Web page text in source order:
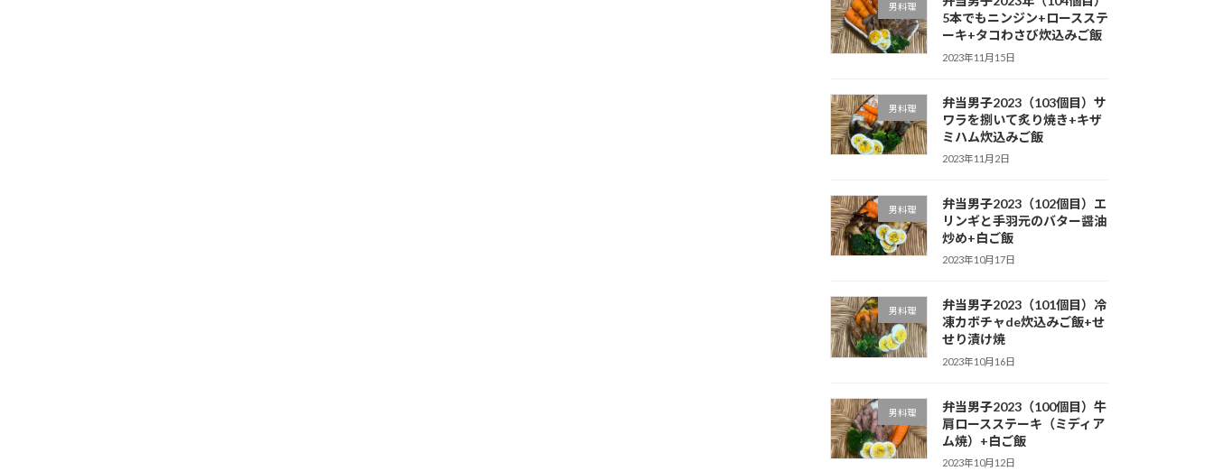
男料理
5本でもニンジン+ロースステ
ーキ+タコわさび炊込みご飯
2023年11月15日
男料理
弁当男子2023（103個目）サ
ワラを捌いて炙り焼き+キザ
ミハム炊込みご飯
2023年11月2日
男料理
弁当男子2023（102個目）エ
リンギと手羽元のバター醤油
炒め+白ご飯
2023年10月17日
男料理
弁当男子2023（101個目）冷
凍カボチャde炊込みご飯+せ
せり漬け焼
2023年10月16日
男料理
弁当男子2023（100個目）牛
肩ロースステーキ（ミディア
ム焼）+白ご飯
2023年10月12日